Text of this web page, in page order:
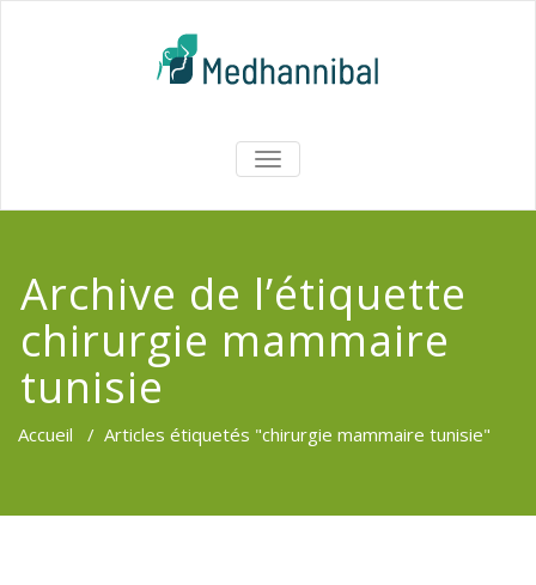
AFFICHER/MASQUER
LA
Archive de l’étiquette
chirurgie mammaire
tunisie
Accueil / Articles étiquetés "chirurgie mammaire tunisie"